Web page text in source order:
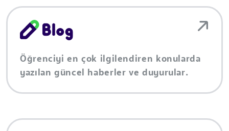
Öğrenciyi en çok ilgilendiren konularda
yazılan güncel haberler ve duyurular.